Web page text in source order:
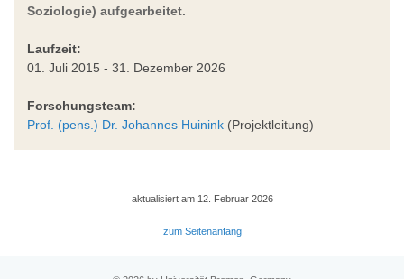
Soziologie) aufgearbeitet.
Laufzeit:
01. Juli 2015 - 31. Dezember 2026
Forschungsteam:
Prof. (pens.) Dr. Johannes Huinink (Projektleitung)
aktualisiert am 12. Februar 2026
zum Seitenanfang